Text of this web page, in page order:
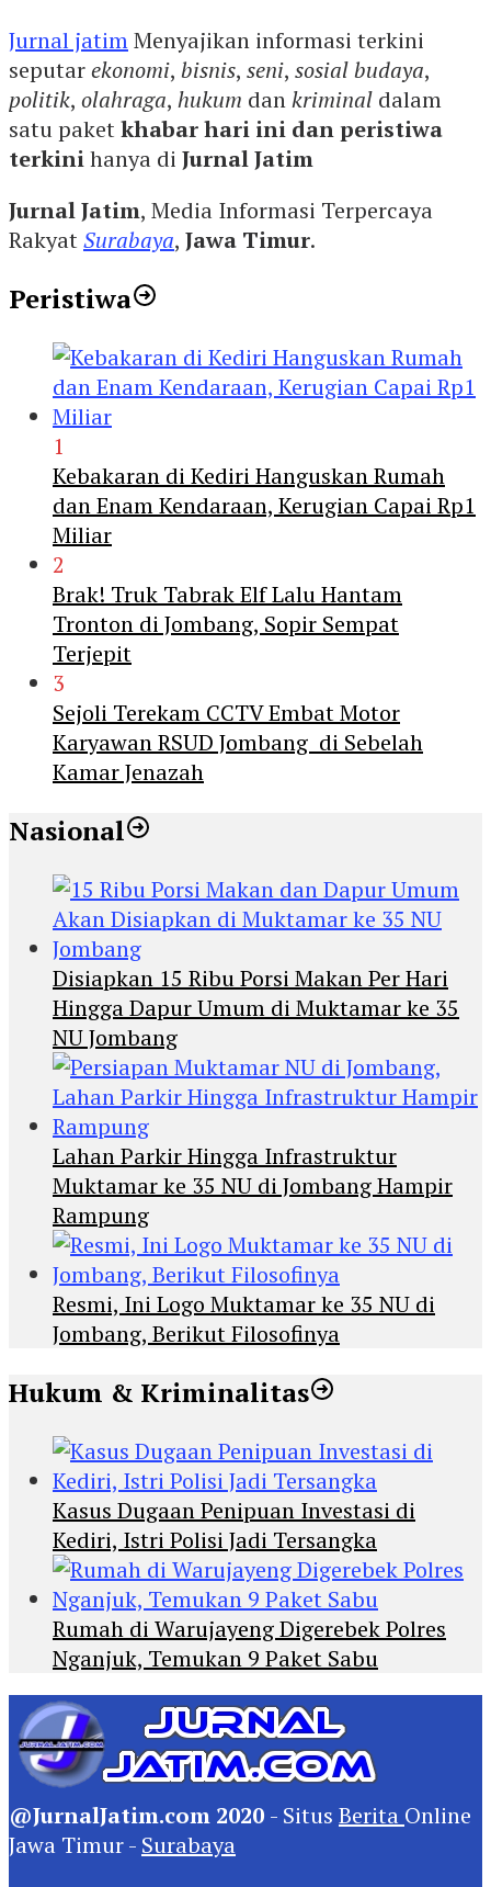
Jurnal jatimMenyajikan informasi terkini
seputarekonomi, bisnis, seni, sosial budaya,
politik, olahraga, hukum dankriminal dalam
satu paketkhabar hari ini dan peristiwa
terkinihanya di Jurnal Jatim
Jurnal Jatim, Media Informasi Terpercaya
RakyatSurabaya, Jawa Timur.
Peristiwa
1
Kebakaran di Kediri Hanguskan Rumah
dan Enam Kendaraan, Kerugian Capai Rp1
Miliar
2
Brak! Truk Tabrak Elf Lalu Hantam
Tronton di Jombang, Sopir Sempat
Terjepit
3
Sejoli Terekam CCTV Embat Motor
Karyawan RSUD Jombang di Sebelah
Kamar Jenazah
Nasional
Disiapkan 15 Ribu Porsi Makan Per Hari
Hingga Dapur Umum di Muktamar ke 35
NU Jombang
Lahan Parkir Hingga Infrastruktur
Muktamar ke 35 NU di Jombang Hampir
Rampung
Resmi, Ini Logo Muktamar ke 35 NU di
Jombang, Berikut Filosofinya
Hukum & Kriminalitas
Kasus Dugaan Penipuan Investasi di
Kediri, Istri Polisi Jadi Tersangka
Rumah di Warujayeng Digerebek Polres
Nganjuk, Temukan 9 Paket Sabu
@JurnalJatim.com 2020 - Situs Berita Online
Jawa Timur - Surabaya